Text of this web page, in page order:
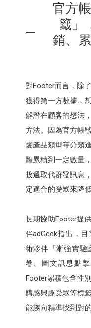
官方
籤」
銷、
對Footer而言，除
獲得第一方數據，
解潛在顧客的想法
方法。因為官方帳
愛產品類型等分類
體累積到一定數量
投遞取代群發訊息
定適合的受眾來降低
長期協助Footer提
伴adGeek指出，
術夥伴「漸強實驗
卷、圖文訊息點
Footer累積包含性
購感興趣受眾等標
能趨向精準找到對的